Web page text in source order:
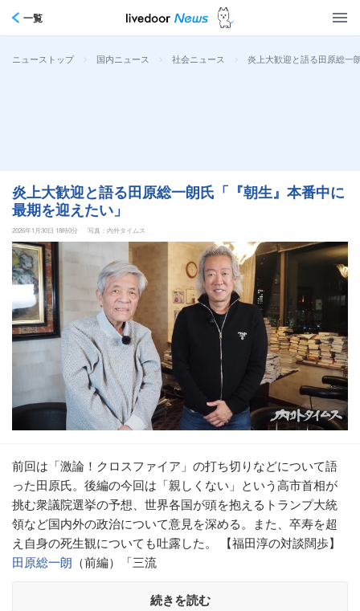
一覧
ニューストップ > 国内ニュース > 社会ニュース > 炎上大歓迎と語る田原総一
炎上大歓迎と語る田原総一朗氏「『朝生』本番中に
最期を迎えたい」
2026年1月30日 18時0分 写真：内外タイムス
前回は「激論！クロスファイア」の打ち切りなどについて語
った田原氏。後編の今回は「親しくない」という高市首相が
挑む衆議院選挙の予想、世界各国が頭を抱えるトランプ大統
領など国内外の政治について意見を深める。また、卒寿を超
え自身の死生観についても吐露した。 【福田淳の対談闊歩】
田原総一朗 （前編）「三流
続きを読む